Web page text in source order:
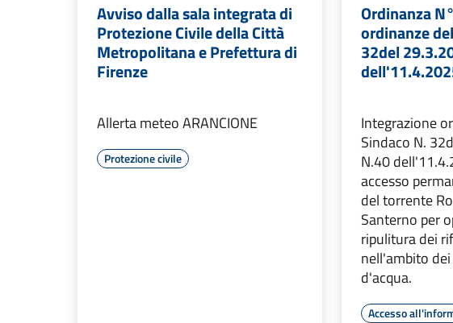
Avviso dalla sala integrata di
Protezione Civile della Città
Metropolitana e Prefettura di
Firenze
Allerta meteo ARANCIONE
Protezione civile
Ordinanza
ordinanze
32del
Integrazione
Sindaco N.
N.40
accesso
del torrente
Santerno per
ripulitura dei
nell'ambito
d'acqua.
Accesso